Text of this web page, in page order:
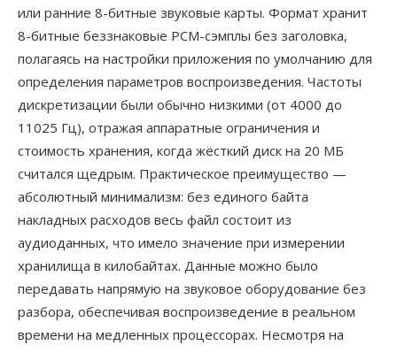
или ранние 8-битные звуковые карты. Формат хранит
8-битные беззнаковые PCM-сэмплы без заголовка,
полагаясь на настройки приложения по умолчанию для
определения параметров воспроизведения. Частоты
дискретизации были обычно низкими (от 4000 до
11025 Гц), отражая аппаратные ограничения и
стоимость хранения, когда жёсткий диск на 20 МБ
считался щедрым. Практическое преимущество —
абсолютный минимализм: без единого байта
накладных расходов весь файл состоит из
аудиоданных, что имело значение при измерении
хранилища в килобайтах. Данные можно было
передавать напрямую на звуковое оборудование без
разбора, обеспечивая воспроизведение в реальном
времени на медленных процессорах. Несмотря на